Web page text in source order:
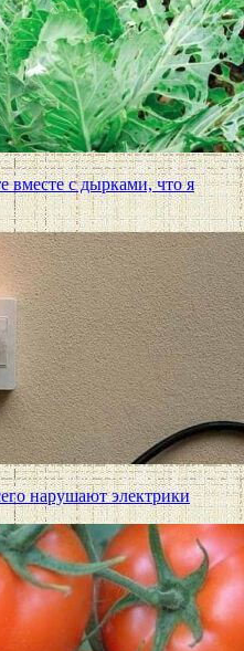
вместе с дырками, что я
нарушают электрики